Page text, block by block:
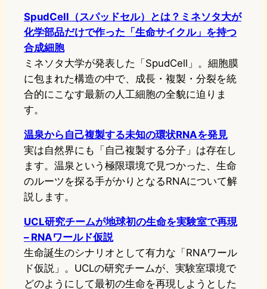
SpudCell（スパッドセル）とは？ミネソタ大が
化学部品だけで作った「生命サイクル」を持つ
合成細胞
ミネソタ大学が発表した「SpudCell」。細胞膜
に包まれた構造の中で、成長・複製・分裂を統
合的にこなす最新の人工細胞の全貌に迫りま
す。
温泉から自己複製する未知の環状RNAを発見
実は自然界にも「自己複製する分子」は存在し
ます。温泉という極限環境で見つかった、生命
のルーツを探る手がかりとなるRNAについて解
説します。
UCL研究チームが地球初の生命を実験室で再現
– RNAワールド仮説
生命誕生のシナリオとして有力な「RNAワール
ド仮説」。UCLの研究チームが、実験室環境で
どのようにして最初の生命を再現しようとした